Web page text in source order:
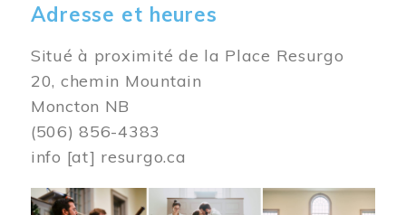
Adresse et heures
Situé à proximité de la Place Resurgo
20, chemin Mountain
Moncton NB
(506) 856-4383
info [at] resurgo.ca
Image